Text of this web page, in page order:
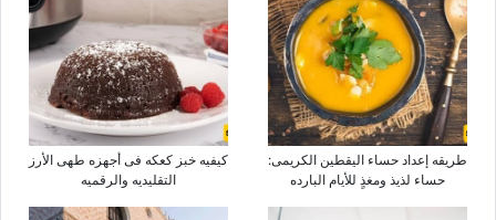
طریقه إعداد حساء الیقطین الکریمی:
حساء لذیذ ومغذٍ للأیام البارده
کیفیه خبز کعکه فی أجهزه طهی الأرز
التقلیدیه والرقمیه